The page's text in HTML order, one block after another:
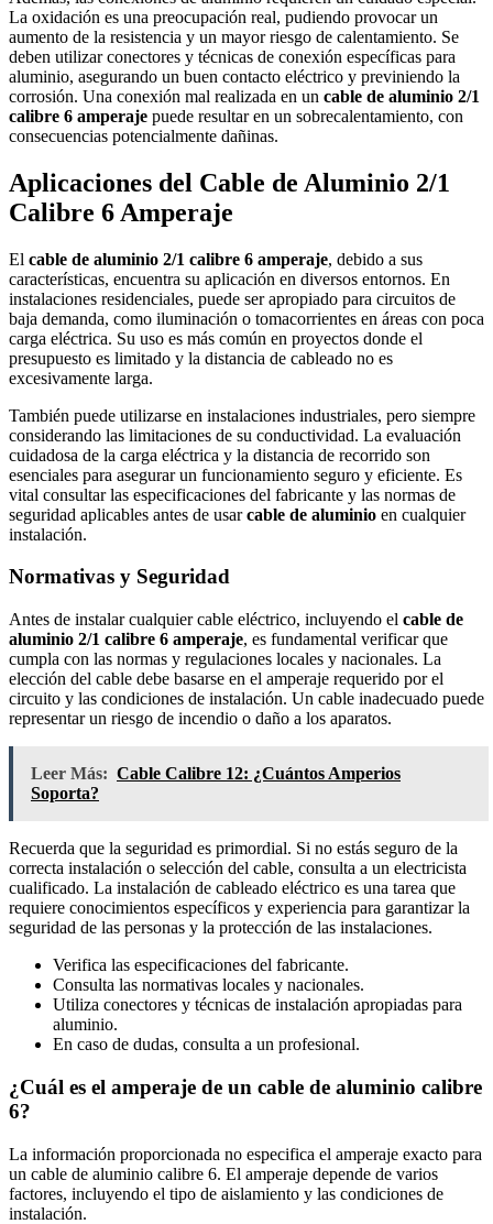
La oxidación es una preocupación real, pudiendo provocar un
aumento de la resistencia y un mayor riesgo de calentamiento. Se
deben utilizar conectores y técnicas de conexión específicas para
aluminio, asegurando un buen contacto eléctrico y previniendo la
corrosión. Una conexión mal realizada en un cable de aluminio 2/1
calibre 6 amperaje puede resultar en un sobrecalentamiento, con
consecuencias potencialmente dañinas.
Aplicaciones del Cable de Aluminio 2/1
Calibre 6 Amperaje
El cable de aluminio 2/1 calibre 6 amperaje, debido a sus
características, encuentra su aplicación en diversos entornos. En
instalaciones residenciales, puede ser apropiado para circuitos de
baja demanda, como iluminación o tomacorrientes en áreas con poca
carga eléctrica. Su uso es más común en proyectos donde el
presupuesto es limitado y la distancia de cableado no es
excesivamente larga.
También puede utilizarse en instalaciones industriales, pero siempre
considerando las limitaciones de su conductividad. La evaluación
cuidadosa de la carga eléctrica y la distancia de recorrido son
esenciales para asegurar un funcionamiento seguro y eficiente. Es
vital consultar las especificaciones del fabricante y las normas de
seguridad aplicables antes de usarcable de aluminio en cualquier
instalación.
Normativas y Seguridad
Antes de instalar cualquier cable eléctrico, incluyendo el cable de
aluminio 2/1 calibre 6 amperaje, es fundamental verificar que
cumpla con las normas y regulaciones locales y nacionales. La
elección del cable debe basarse en el amperaje requerido por el
circuito y las condiciones de instalación. Un cable inadecuado puede
representar un riesgo de incendio o daño a los aparatos.
Leer Más: Cable Calibre 12: ¿Cuántos Amperios
Soporta?
Recuerda que la seguridad es primordial. Si no estás seguro de la
correcta instalación o selección del cable, consulta a un electricista
cualificado. La instalación de cableado eléctrico es una tarea que
requiere conocimientos específicos y experiencia para garantizar la
seguridad de las personas y la protección de las instalaciones.
Verifica las especificaciones del fabricante.
Consulta las normativas locales y nacionales.
Utiliza conectores y técnicas de instalación apropiadas para
aluminio.
En caso de dudas, consulta a un profesional.
¿Cuál es el amperaje de un cable de aluminio calibre
6?
La información proporcionada no especifica el amperaje exacto para
un cable de aluminio calibre 6. El amperaje depende de varios
factores, incluyendo el tipo de aislamiento y las condiciones de
instalación.